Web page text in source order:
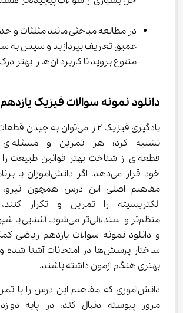
در مطالعه مباحثی مانند مثلثات و
عمیق تعاریف بپردازید و سپس به
متنوع بروید تا کاربرد آن‌ها را بهتر درک کنید.
دانلود نمونه سوالات فیزیک
یادگیری فیزیک ۲ را می‌توان به
قطعه‌ای از شناخت بهتر قوانین
مفاهیم اصلی این درس همچون نیرو،
منظم‌تر و استدلالی‌تر می‌شود.
ساختار پرسش‌ها در امتحانات
بهتری هنگام آزمون داشته باشند.
دانش‌آموزی که مفاهیم این درس را با
مرور پیوسته دنبال کند، در پایه